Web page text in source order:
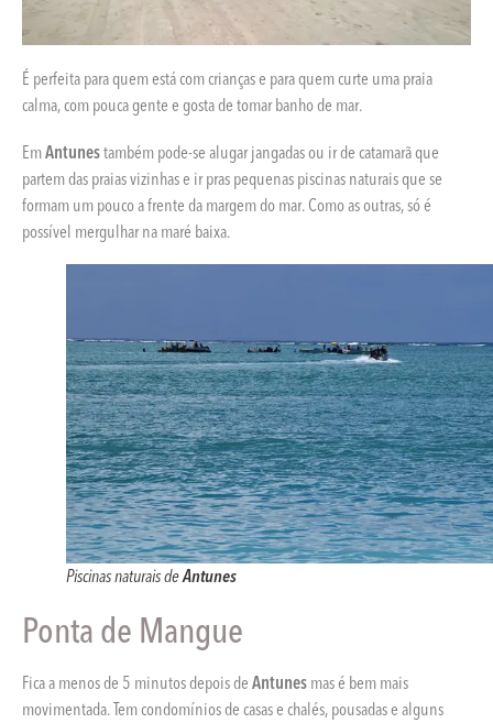
É perfeita para quem está com crianças e para quem curte uma praia
calma, com pouca gente e gosta de tomar banho de mar.
EmAntunestambém pode-se alugar jangadas ou ir de catamarã que
partem das praias vizinhas e ir pras pequenas piscinas naturais que se
formam um pouco a frente da margem do mar. Como as outras, só é
possível mergulhar na maré baixa.
Piscinas naturais deAntunes
Ponta de Mangue
Fica a menos de 5 minutos depois de Antunes mas é bem mais
movimentada. Tem condomínios de casas e chalés, pousadas e alguns